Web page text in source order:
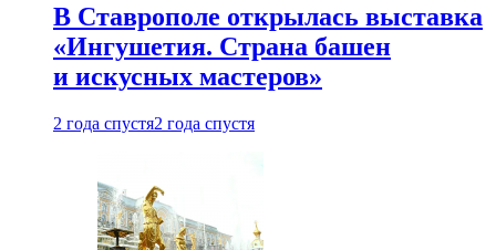
В Ставрополе открылась выставка
«Ингушетия. Страна башен
и искусных мастеров»
2 года спустя2 года спустя